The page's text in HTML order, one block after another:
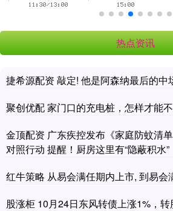
热点资讯
捷希源配资 敲定! 他是阿森纳最后的中
聚创优配 家门口的充电桩，怎样才能
金顶配资 广东疾控发布《家庭防蚊清
对照行动 提醒！厨房这里有“隐蔽积水”
红牛策略 从易会满任期内上市, 到易会
股涨柜 10月24日东风转债上涨1%，